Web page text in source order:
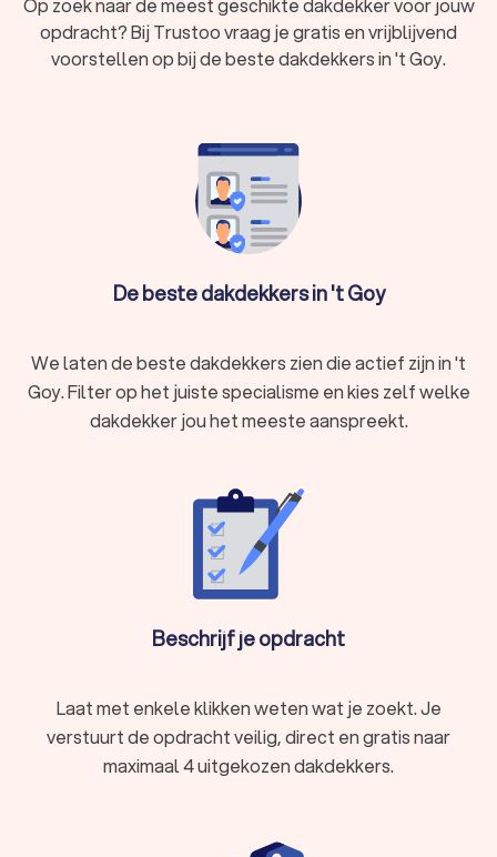
Op zoek naar de meest geschikte dakdekker voor jouw
opdracht? Bij Trustoo vraag je gratis en vrijblijvend
voorstellen op bij de beste dakdekkers in 't Goy.
De beste dakdekkers in 't Goy
We laten de beste dakdekkers zien die actief zijn in 't
Goy. Filter op het juiste specialisme en kies zelf welke
dakdekker jou het meeste aanspreekt.
Beschrijf je opdracht
Laat met enkele klikken weten wat je zoekt. Je
verstuurt de opdracht veilig, direct en gratis naar
maximaal 4 uitgekozen dakdekkers.